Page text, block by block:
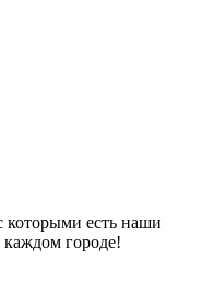
которыми есть наши
каждом городе!